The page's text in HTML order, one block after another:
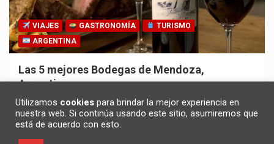
VIAJES GASTRONOMÍA
TURISMO
ARGENTINA
Las 5 mejores Bodegas de Mendoza,
Argentina
30/10/2025 Redacción
Utilizamos cookies para brindar la mejor experiencia en
nuestra web. Si continúa usando este sitio, asumiremos que
está de acuerdo con esto.